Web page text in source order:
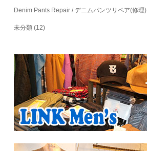
Denim Pants Repair / デニムパンツリペア(修理)
未分類 (12)